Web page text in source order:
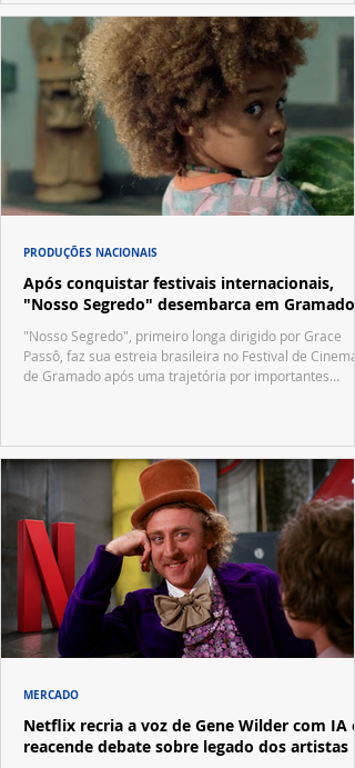
Após conquistar festivais internacionais,
"Nosso Segredo" desembarca em Gramado
"Nosso Segredo", primeiro longa dirigido por Grace
Passô, faz sua estreia brasileira no Festival de Cinema
de Gramado após uma trajetória por importantes
PRODUÇÕES NACIONAIS
Netflix recria a voz de Gene Wilder com IA e
reacende debate sobre legado dos artistas
MERCADO